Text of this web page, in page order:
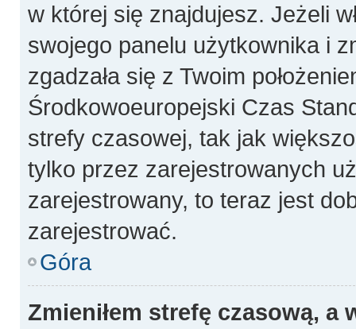
w której się znajdujesz. Jeżeli
swojego panelu użytkownika i
zgadzała się z Twoim
Środkowoeuropejski Czas
strefy czasowej, tak jak
tylko przez zarejestrowanych
zarejestrowany, to teraz jest
zarejestrować.
Góra
Zmieniłem strefę czasową, a